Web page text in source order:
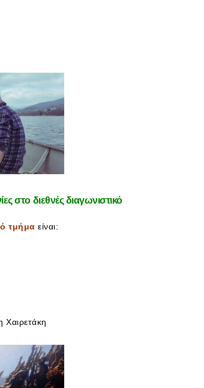
στο διεθνές διαγωνιστικό
τμήμα είναι:
Χαιρετάκη